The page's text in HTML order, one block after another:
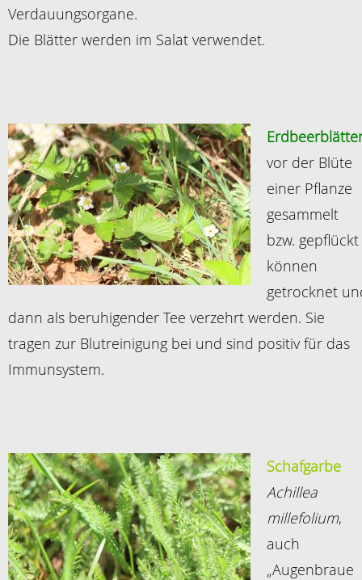
Verdauungsorgane.
Die Blätter werden im Salat verwendet.
vor der Blüte
einer Pflanze
gesammelt
bzw. gepflückt
können
getrocknet
dann als beruhigender Tee verzehrt werden. Sie
tragen zur Blutreinigung bei und sind positiv für das
Immunsystem.
Schafgarbe
Achillea
millefolium,
auch
„Augenbraue